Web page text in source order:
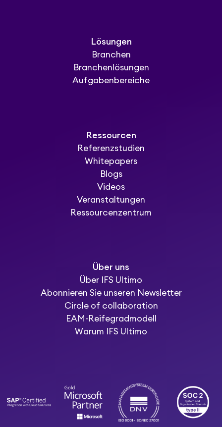
Lösungen
Branchen
Branchenlösungen
Aufgabenbereiche
Ressourcen
Referenzstudien
Whitepapers
Blogs
Videos
Veranstaltungen
Ressourcenzentrum
Über uns
Über IFS Ultimo
Abonnieren Sie unseren Newsletter
Circle of collaboration
EAM-Reifegradmodell
Warum IFS Ultimo